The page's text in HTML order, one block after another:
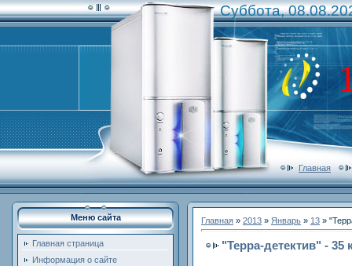
Суббота,
Главная
Меню сайта
Главная страница
Информация о сайте
Главная » 2013 » Январь » 13 »
"Терра-детектив" - 35